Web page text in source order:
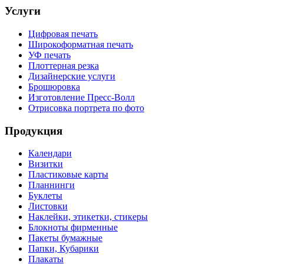
Услуги
Цифровая печать
Широкоформатная печать
УФ печать
Плоттерная резка
Дизайнерские услуги
Брошюровка
Изготовление Пресс-Волл
Отрисовка портрета по фото
Продукция
Календари
Визитки
Пластиковые карты
Планнинги
Буклеты
Листовки
Наклейки, этикетки, стикеры
Блокноты фирменные
Пакеты бумажные
Папки, Кубарики
Плакаты